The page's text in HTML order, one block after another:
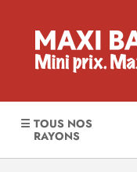
☰ TOUS NOS
RAYONS